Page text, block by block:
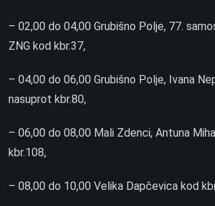
– 02,00 do 04,00 Grubišno Polje, 77.
ZNG kod kbr.37,
– 04,00 do 06,00 Grubišno Polje, Ivana
nasuprot kbr.80,
– 06,00 do 08,00 Mali Zdenci, Antuna
kbr.108,
– 08,00 do 10,00 Velika Dapčevica kod